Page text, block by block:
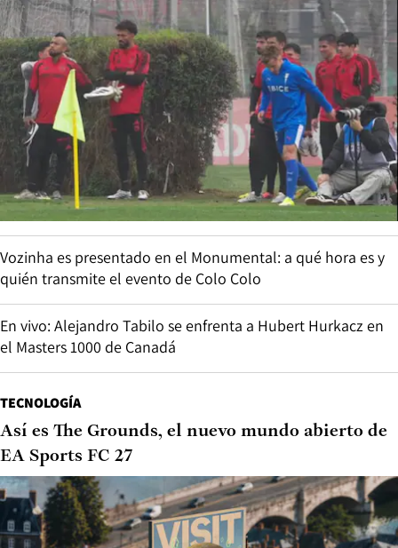
Vozinha es presentado en el Monumental: a qué hora es y
quién transmite el evento de Colo Colo
En vivo: Alejandro Tabilo se enfrenta a Hubert Hurkacz en
el Masters 1000 de Canadá
TECNOLOGÍA
Así es The Grounds, el nuevo mundo abierto de
EA Sports FC 27